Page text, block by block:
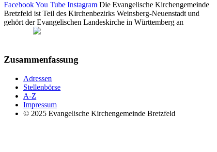
FacebookYou Tube Instagram Die Evangelische Kirchengemeinde
Bretzfeld ist Teil des Kirchenbezirks Weinsberg-Neuenstadt und
gehört der Evangelischen Landeskirche in Württemberg an
Zusammenfassung
Adressen
Stellenbörse
A-Z
Impressum
© 2025 Evangelische Kirchengemeinde Bretzfeld